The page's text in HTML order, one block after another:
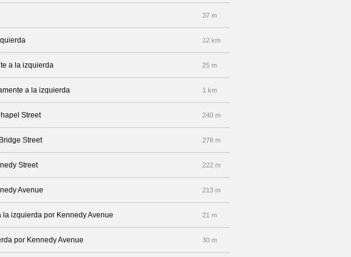
37 m
12 km
a la izquierda 25 m
a la izquierda 1 km
Street 240 m
Street 278 m
Street 222 m
Avenue 213 m
izquierda por Kennedy Avenue 21 m
por Kennedy Avenue 30 m